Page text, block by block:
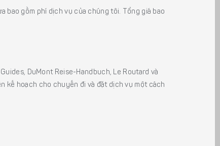
bao gồm phí dịch vụ của chúng tôi. Tổng giá bao
DuMont Reise-Handbuch, Le Routard và
kế hoạch cho chuyến đi và đặt dịch vụ một cách